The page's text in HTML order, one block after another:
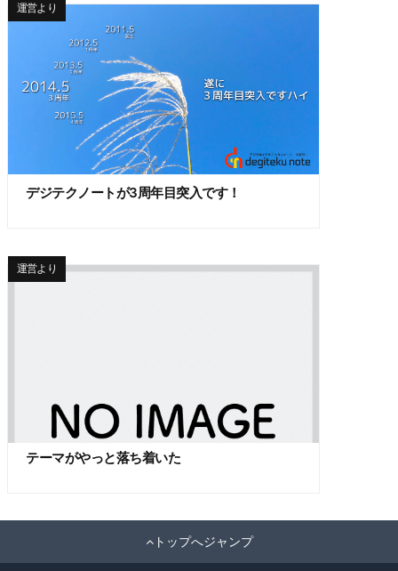
デジテクノートが3周年目突入です！
運営より
テーマがやっと落ち着いた
運営より
トップへジャンプ